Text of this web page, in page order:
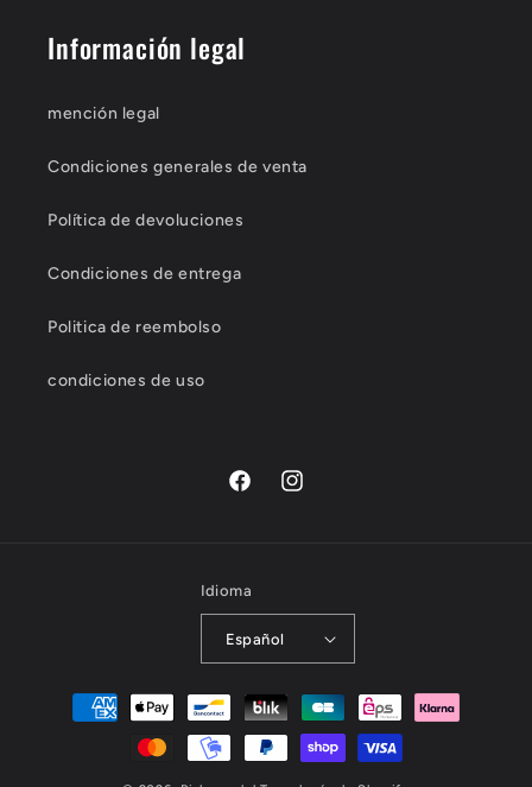
Información legal
mención legal
Condiciones generales de venta
Política de devoluciones
Condiciones de entrega
Politica de reembolso
condiciones de uso
FacebookInstagram
Idioma
Español
Formas